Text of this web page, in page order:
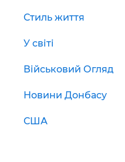
Стиль життя
У світі
Військовий Огляд
Новини Донбасу
США